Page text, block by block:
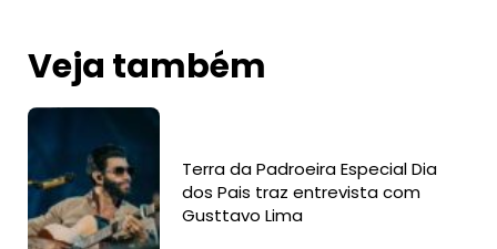
Veja também
Terra da Padroeira Especial Dia
dos Pais traz entrevista com
Gusttavo Lima